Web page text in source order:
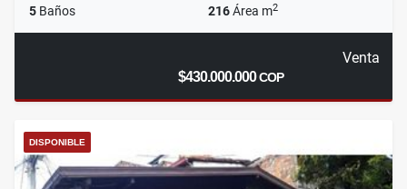
5 Baños 216Área m2
Venta
$430.000.000COP
DISPONIBLE